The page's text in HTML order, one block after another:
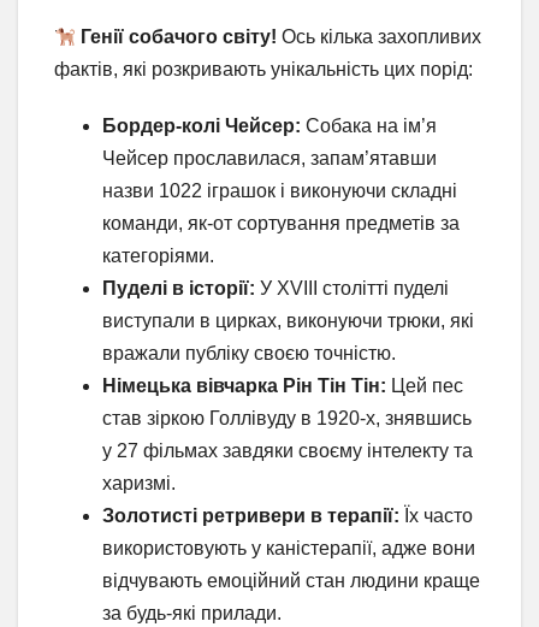
Генії собачого світу! Ось кілька захопливих
фактів, які розкривають унікальність цих порід:
Бордер-колі Чейсер: Собака на ім’я
Чейсер прославилася, запам’ятавши
назви 1022 іграшок і виконуючи складні
команди, як-от сортування предметів за
категоріями.
Пуделі в історії: У XVIII столітті пуделі
виступали в цирках, виконуючи трюки, які
вражали публіку своєю точністю.
Німецька вівчарка Рін Тін Тін: Цей пес
став зіркою Голлівуду в 1920-х, знявшись
у 27 фільмах завдяки своєму інтелекту та
харизмі.
Золотисті ретривери в терапії: Їх часто
використовують у каністерапії, адже вони
відчувають емоційний стан людини краще
за будь-які прилади.